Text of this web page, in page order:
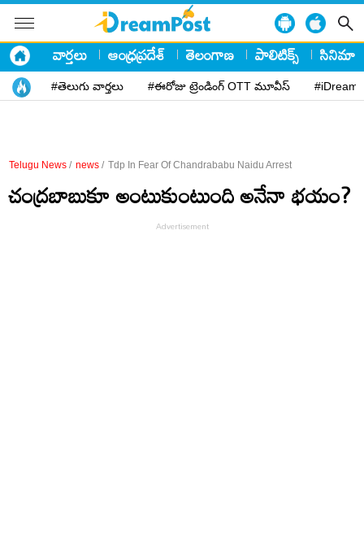
వార్తలు ఆంధ్రప్రదేశ్ తెలంగాణ పాలిటిక్స్ సినిమా
#తెలుగు వార్తలు #ఈరోజు ట్రెండింగ్ OTT మూవీస్
Telugu News / news / Tdp In Fear Of Chandrababu Naidu Arrest
చంద్రబాబుకూ అంటుకుంటుంది అనేనా భయం?